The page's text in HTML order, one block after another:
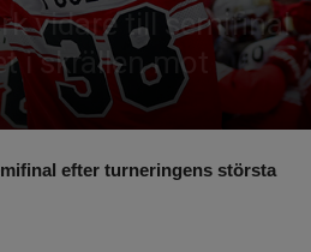
vidare till semifinal
i skrällen mot
efter turneringens största